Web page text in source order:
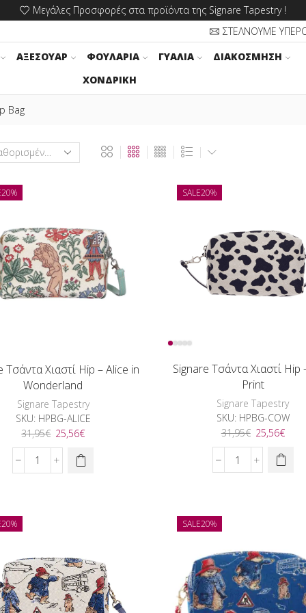
Μεγάλες Προσφορές στα προϊόντα της Signare Tapestry !
ΣΤΕΛΝΟΥΜΕ
ΑΞΕΣΟΥΆΡ ΦΟΥΛΆΡΙΑ ΓΥΑΛΙΆ
ΔΙΑΚΌΣΜΗΣΗ
ΧΟΝΔΡΙΚΉ
Bag
20%
Τσάντα Χιαστί Hip – Alice in
Wonderland
Signare Tapestry
SKU: HPBG-ALICE
31,95€ Original
price
was:
31,95€.
25,56€Η
τιμή
Signare
Wonderland
ποσότητα
SALE20%
Signare Τσάντα Χιαστί Hip
Print
Signare Tapestry
SKU: HPBG-COW
31,95€ Original
price
was:
31,95€.
25,56€Η
τιμή
Signare
Print
ποσότητα
20% SALE20%